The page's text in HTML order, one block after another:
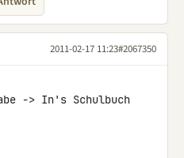
2011-02-17 11:23#2067350
-> In's Schulbuch